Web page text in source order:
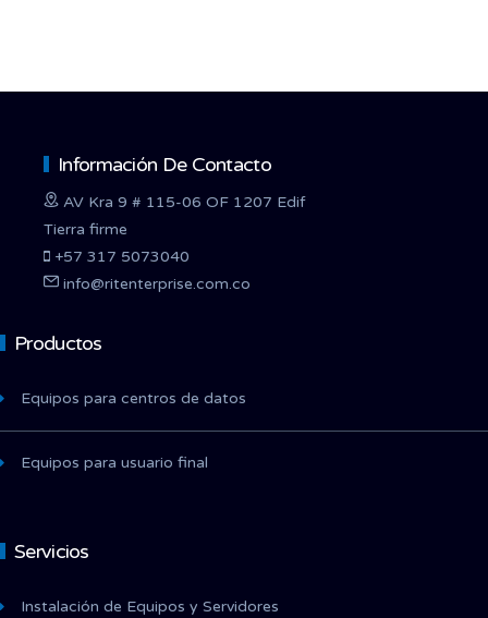
Información De Contacto
AV Kra 9 # 115-06 OF 1207 Edif
Tierra firme
+57 317 5073040
info@ritenterprise.com.co
Productos
Equipos para centros de datos
Equipos para usuario final
Servicios
Instalación de Equipos y Servidores